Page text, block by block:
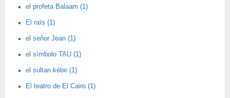
el profeta Balaam (1)
El raïs (1)
el señor Jean (1)
el símbolo TAU (1)
el sultan kébir (1)
El teatro de El Cairo (1)